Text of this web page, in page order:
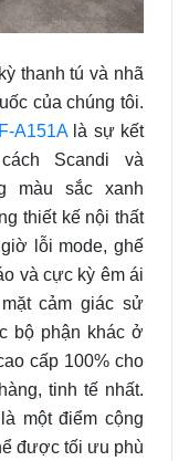
thanh tú và nhã
của chúng tôi.
A151A là sự kết
Scandi và
màu sắc xanh
thiết kế nội thất
lỗi mode, ghế
và cực kỳ êm ái
cảm giác sử
bộ phận khác ở
cấp 100% cho
tinh tế nhất.
một điểm cộng
được tối ưu phù